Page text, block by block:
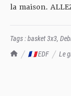
TrashTalk Actu
🇫🇷 EDF
Le
la maison.
Tags :basket 3x3,